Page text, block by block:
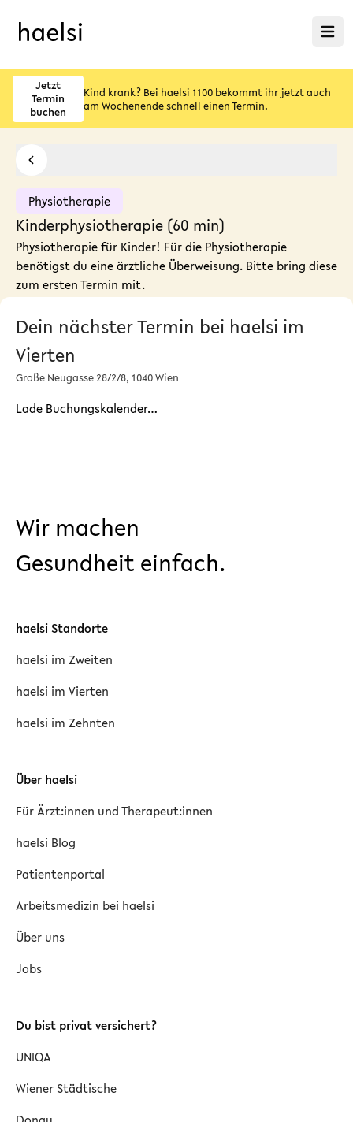
Menü
Jetzt
Termin
buchen
Kind krank? Bei haelsi 1100 bekommt ihr jetzt auch
am Wochenende schnell einen Termin.
Physiotherapie
Kinderphysiotherapie (60 min)
Physiotherapie für Kinder! Für die Physiotherapie
benötigst du eine ärztliche Überweisung. Bitte bring diese
zum ersten Termin mit.
Dein nächster Termin bei haelsi im
Vierten
Große Neugasse 28/2/8, 1040 Wien
Lade Buchungskalender…
Wir machen
Gesundheit einfach.
haelsi Standorte
haelsi im Zweiten
haelsi im Vierten
haelsi im Zehnten
Über haelsi
Für Ärzt:innen und Therapeut:innen
haelsi Blog
Patientenportal
Arbeitsmedizin bei haelsi
Über uns
Jobs
Du bist privat versichert?
UNIQA
Wiener Städtische